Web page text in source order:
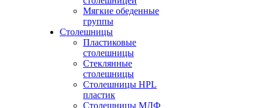
Мягкие обеденные
группы
Столешницы
Пластиковые
столешницы
Стеклянные
столешницы
Столешницы HPL
пластик
Столешницы МДФ